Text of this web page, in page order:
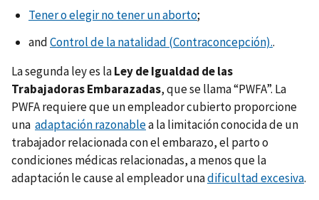
Tener o elegir no tener un aborto;
andControl de la natalidad (Contraconcepción)..
La segunda ley es laLey de Igualdad de las
Trabajadoras Embarazadas, que se llama “PWFA”. La
PWFA requiere que un empleador cubierto proporcione
una adaptación razonablea la limitación conocida de un
trabajador relacionada con el embarazo, el parto o
condiciones médicas relacionadas, a menos que la
adaptación le cause al empleador unadificultad excesiva.